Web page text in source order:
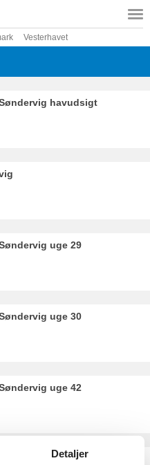
Vesterhavet
havudsigt
uge 29
uge 30
uge 42
20 personerDetaljer